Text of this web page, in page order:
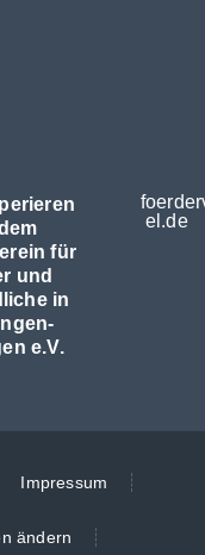
für
und
in
e.V.
el.de
Impressum
ändern